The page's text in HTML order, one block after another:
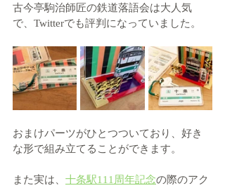
古今亭駒治師匠の鉄道落語会は大人気
で、Twitterでも評判になっていました。
おまけパーツがひとつついており、好き
な形で組み立てることができます。
また実は、 十条駅111周年記念の際のアク